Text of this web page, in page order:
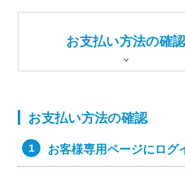
お支払い方法の確認
お支払い方法の確認
1 お客様専用ページにログ